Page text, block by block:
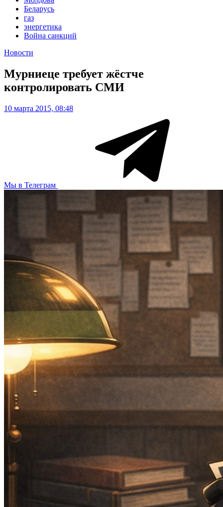
Беларусь
газ
энергетика
Война санкций
Новости
Мурниеце требует жёстче
контролировать СМИ
10 марта 2015, 08:48
Мы в Телеграм